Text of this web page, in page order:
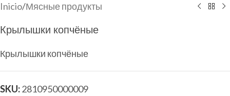
Inicio/Мясные продукты
Крылышки копчёные
Крылышки копчёные
SKU:2810950000009